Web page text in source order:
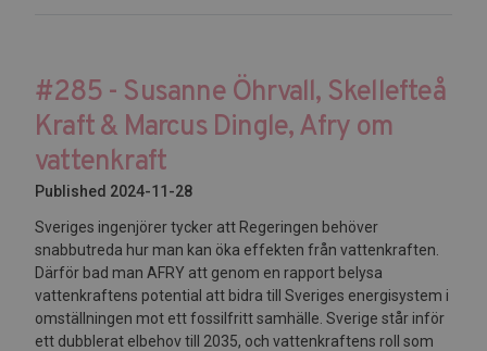
#285 - Susanne Öhrvall, Skellefteå
Kraft & Marcus Dingle, Afry om
vattenkraft
Published 2024-11-28
Sveriges ingenjörer tycker att Regeringen behöver
snabbutreda hur man kan öka effekten från vattenkraften.
Därför bad man AFRY att genom en rapport belysa
vattenkraftens potential att bidra till Sveriges energisystem i
omställningen mot ett fossilfritt samhälle. Sverige står inför
ett dubblerat elbehov till 2035, och vattenkraftens roll som